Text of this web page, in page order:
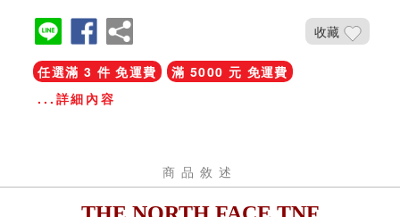
收藏
任選滿 3 件 免運費
滿 5000 元 免運費
...詳細內容
商品敘述